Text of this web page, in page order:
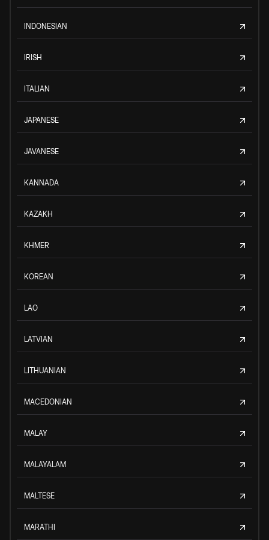
INDONESIAN
IRISH
ITALIAN
JAPANESE
JAVANESE
KANNADA
KAZAKH
KHMER
KOREAN
LAO
LATVIAN
LITHUANIAN
MACEDONIAN
MALAY
MALAYALAM
MALTESE
MARATHI